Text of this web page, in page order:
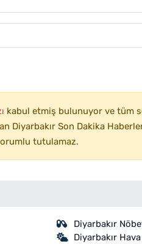
fırsatlar yaratıyor. Gençler
de ekonomik açıdan önemli
kabul etmiş bulunuyor ve tüm
Diyarbakır Son Dakika
tutulamaz.
Diyarbakır
Diyarbakır